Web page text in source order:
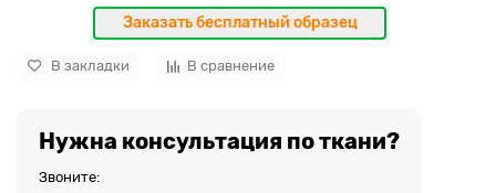
Заказать бесплатный образец
В закладки В сравнение
Нужна консультация по ткани?
Звоните: